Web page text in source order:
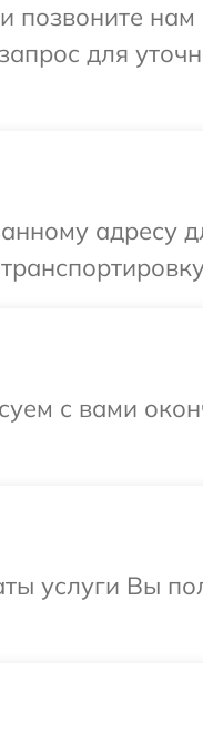
для
адресу
с вами
услуги Вы